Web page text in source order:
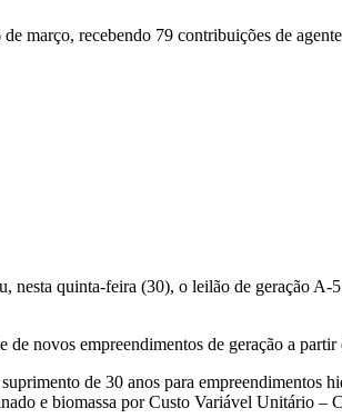
março, recebendo 79 contribuições de
quinta-feira (30), o leilão de geração
novos empreendimentos de geração a
de 30 anos para
e biomassa por Custo Variável Unitário –